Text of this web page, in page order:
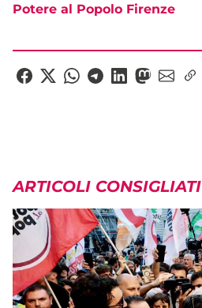
Potere al Popolo Firenze
ARTICOLI CONSIGLIATI